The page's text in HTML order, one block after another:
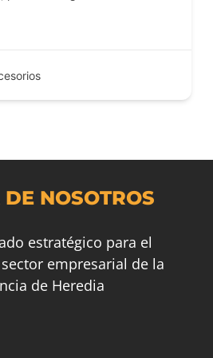
NOSOTROS
estratégico para el
empresarial de la
de Heredia